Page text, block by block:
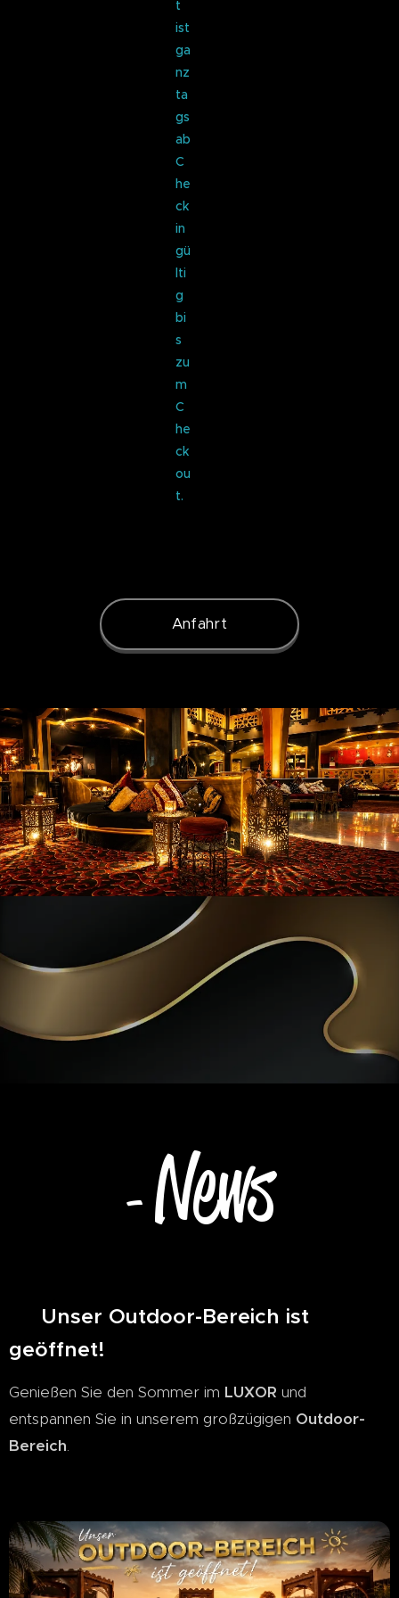
t
ist
ga
nz
ta
gs
ab
C
he
ck
in
gü
lti
g
bi
s
zu
m
C
he
ck
ou
t.
Anfahrt
.
.
- News
☀️ Unser Outdoor-Bereich ist
geöffnet! 🌴
Genießen Sie den Sommer im LUXOR und
entspannen Sie in unserem großzügigen Outdoor-
Bereich.